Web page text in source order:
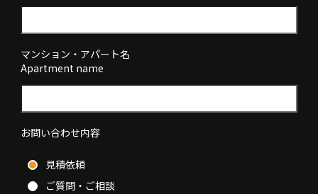
マンション・アパート名
Apartment name
お問い合わせ内容
見積依頼
ご質問・ご相談